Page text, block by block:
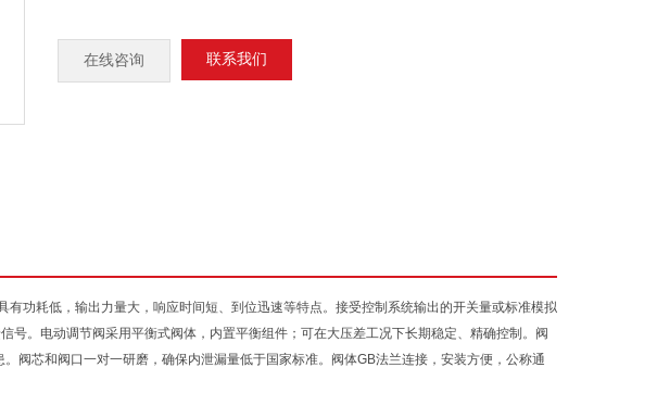
在线咨询 联系我们
有功耗低，输出力量大，响应时间短、到位迅速等特点。接受控制系统输出的开关量或标准模拟
。电动调节阀采用平衡式阀体，内置平衡组件；可在大压差工况下长期稳定、精确控制。阀
阀芯和阀口一对一研磨，确保内泄漏量低于国家标准。阀体GB法兰连接，安装方便，公称通